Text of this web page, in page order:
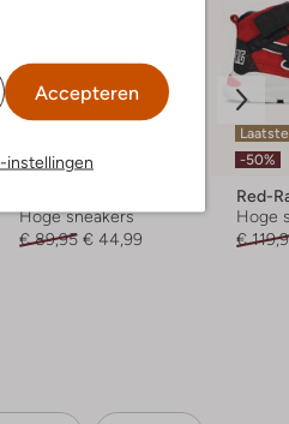
Accepteren
instellingen
-50%
Hoge sneakers
€ 89,95 € 44,99
-50%
Red-
Hoge
€